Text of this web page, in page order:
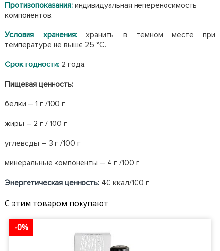
Противопоказания: индивидуальная непереносимость
компонентов.
Условия хранения:хранить в тёмном месте при
температуре не выше 25 °С.
Срок годности: 2 года.
Пищевая ценность:
белки – 1 г /100 г
жиры – 2 г / 100 г
углеводы – 3 г /100 г
минеральные компоненты – 4 г /100 г
Энергетическая ценность: 40 ккал/100 г
С этим товаром покупают
-0%